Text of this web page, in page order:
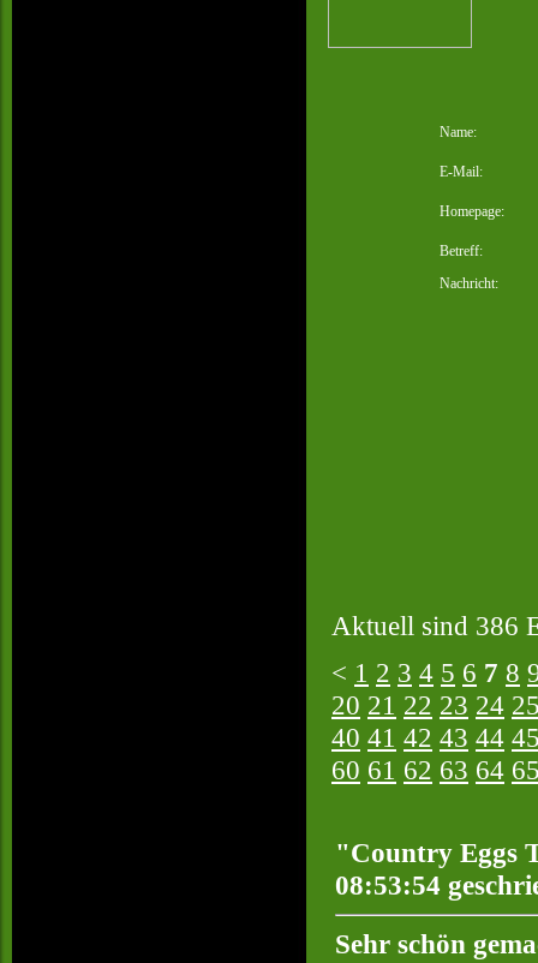
Name:
E-Mail:
Homepage:
Betreff:
Nachricht:
Aktuell sind 386
< 1 2 3 4 5 6 7 8
20 21 22 23 24
40 41 42 43 44
60 61 62 63 64
"Country Eggs
08:53:54
Sehr schön